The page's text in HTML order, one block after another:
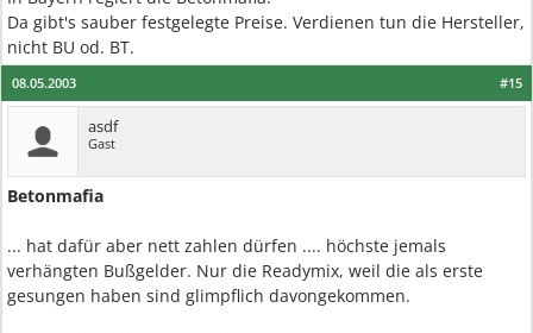
Da gibt's sauber festgelegte Preise. Verdienen tun die Hersteller,
nicht BU od. BT.
#15
08.05.2003
asdf
Gast
Betonmafia
... hat dafür aber nett zahlen dürfen .... höchste jemals
verhängten Bußgelder. Nur die Readymix, weil die als erste
gesungen haben sind glimpflich davongekommen.